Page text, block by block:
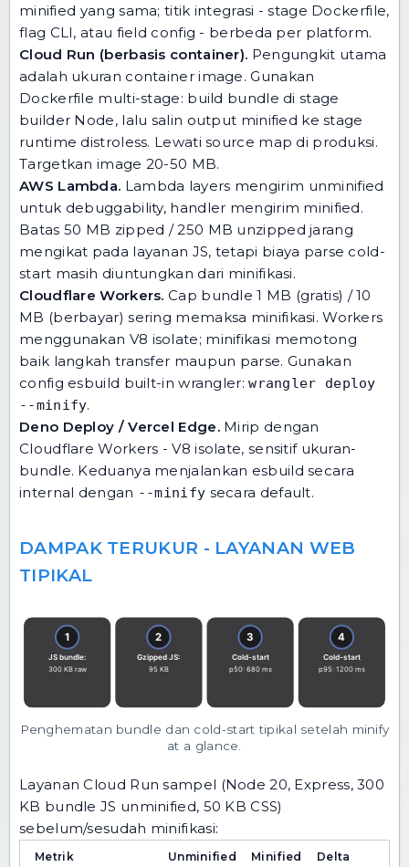
minified yang sama; titik integrasi - stage Dockerfile,
flag CLI, atau field config - berbeda per platform.
Cloud Run (berbasis container). Pengungkit utama
adalah ukuran container image. Gunakan
Dockerfile multi-stage: build bundle di stage
builder Node, lalu salin output minified ke stage
runtime distroless. Lewati source map di produksi.
Targetkan image 20-50 MB.
AWS Lambda. Lambda layers mengirim unminified
untuk debuggability, handler mengirim minified.
Batas 50 MB zipped / 250 MB unzipped jarang
mengikat pada layanan JS, tetapi biaya parse cold-
start masih diuntungkan dari minifikasi.
Cloudflare Workers. Cap bundle 1 MB (gratis) / 10
MB (berbayar) sering memaksa minifikasi. Workers
menggunakan V8 isolate; minifikasi memotong
baik langkah transfer maupun parse. Gunakan
config esbuild built-in wrangler:wrangler deploy
--minify.
Deno Deploy / Vercel Edge.Mirip dengan
Cloudflare Workers - V8 isolate, sensitif ukuran-
bundle. Keduanya menjalankan esbuild secara
internal dengan --minify secara default.
DAMPAK TERUKUR - LAYANAN WEB
TIPIKAL
Penghematan bundle dan cold-start tipikal setelah minify
at a glance.
Layanan Cloud Run sampel (Node 20, Express, 300
KB bundle JS unminified, 50 KB CSS)
sebelum/sesudah minifikasi:
Metrik Unminified Minified Delta